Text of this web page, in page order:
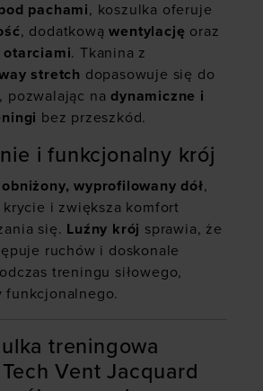
pachami, koszulka oferuje
, dodatkowąwentylację oraz
otarciami. Tkanina z
stretch dopasowuje się do
pozwalając nadynamiczne i
bez przeszkód.
i funkcjonalny krój
obniżony, wyprofilowany dół,
i zwiększa komfort
się. Luźny krój sprawia, że
ruchów i doskonale
treningu siłowego,
funkcjonalnego.
treningowa
Vent Jacquard